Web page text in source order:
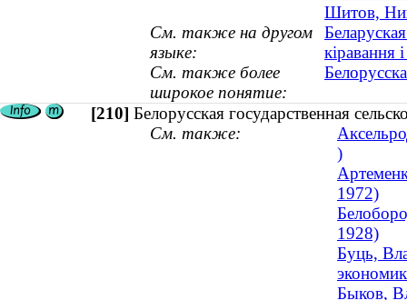
Шитов,
См. также на другом
языке:
кіравання
См. также более
широкое понятие:
[210] Белорусская государственная
См. также:
)
1972)
1928)
Буць,
Быков,